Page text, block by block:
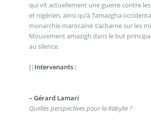
qui vit actuellement une guerre contre
et nigérien, ainsi qu’à Tamazgha
monarchie marocaine s’acharne sur les
Mouvement amazigh dans le but
au silence.
[| Intervenants :
– Gérard Lamari
Quelles perspectives pour la Kabylie ?